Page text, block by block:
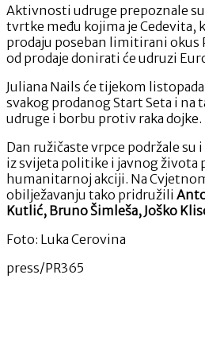
Aktivnosti udruge prepoznale
tvrtke među kojima je Cedevita,
prodaju poseban limitirani okus
od prodaje donirati će udruzi
Juliana Nails će tijekom
svakog prodanog Start Seta i na
udruge i borbu protiv raka dojke.
Dan ružičaste vrpce podržale su
iz svijeta politike i javnog života
humanitarnoj akciji. Na
obilježavanju tako pridružili
Kutlić, Bruno Šimleša, Joško
Foto: Luka Cerovina
press/PR365